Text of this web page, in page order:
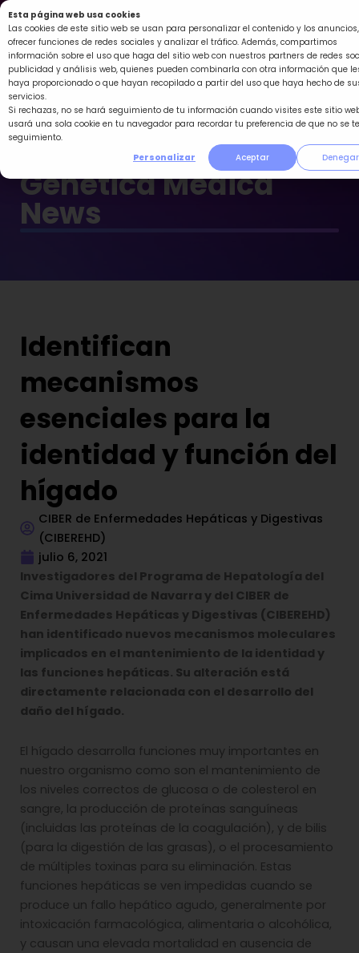
Esta página web usa cookies
Las cookies de este sitio web se usan para personalizar el contenido y los anuncios,
ofrecer funciones de redes sociales y analizar el tráfico. Además, compartimos
información sobre el uso que haga del sitio web con nuestros partners de redes
publicidad y análisis web, quienes pueden combinarla con otra información que
haya proporcionado o que hayan recopilado a partir del uso que haya hecho de
servicios.
Si rechazas, no se hará seguimiento de tu información cuando visites este sitio
usará una sola cookie en tu navegador para recordar tu preferencia de que no se
seguimiento.
Personalizar
Aceptar Denegar
Ir
al
contenido
Genética Médica
News
Identifican
mecanismos
esenciales para la
identidad y función del
hígado
CIBER de Enfermedades Hepáticas y Digestivas
(CIBEREHD)
julio 6, 2021
Investigadores del Programa de Hepatología del
Cima Universidad de Navarra y del CIBER de
Enfermedades Hepáticas y Digestivas (CIBEREHD)
han identificado nuevos mecanismos moleculares
implicados en el mantenimiento de la identidad y
las funciones hepáticas. Su alteración está
directamente relacionada con el desarrollo del
daño del hígado.
El hígado desarrolla funciones muy importantes en
nuestro organismo como son el mantenimiento de
los niveles correctos de glucosa o de colesterol en
sangre, la producción de proteínas sanguíneas
(incluidas las proteínas de la coagulación), y de bilis
(para la digestión de las grasas), o el procesamiento
de múltiples toxinas para su eliminación. Estas
funciones hepáticas se ven impedidas cuando se
produce un fallo hepático agudo, generalmente por
intoxicación farmacológica, alimentaria o alcohólica,
y causan una elevada mortalidad en ausencia de